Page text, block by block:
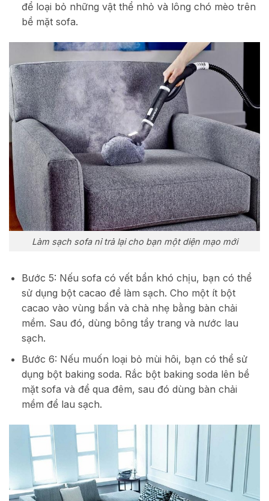
để loại bỏ những vật thể nhỏ và lông chó mèo trên
bề mặt sofa.
Làm sạch sofa nỉ trả lại cho bạn một diện mạo mới
Bước 5: Nếu sofa có vết bẩn khó chịu, bạn có thể
sử dụng bột cacao để làm sạch. Cho một ít bột
cacao vào vùng bẩn và chà nhẹ bằng bàn chải
mềm. Sau đó, dùng bông tẩy trang và nước lau
sạch.
Bước 6: Nếu muốn loại bỏ mùi hôi, bạn có thể sử
dụng bột baking soda. Rắc bột baking soda lên bề
mặt sofa và để qua đêm, sau đó dùng bàn chải
mềm để lau sạch.